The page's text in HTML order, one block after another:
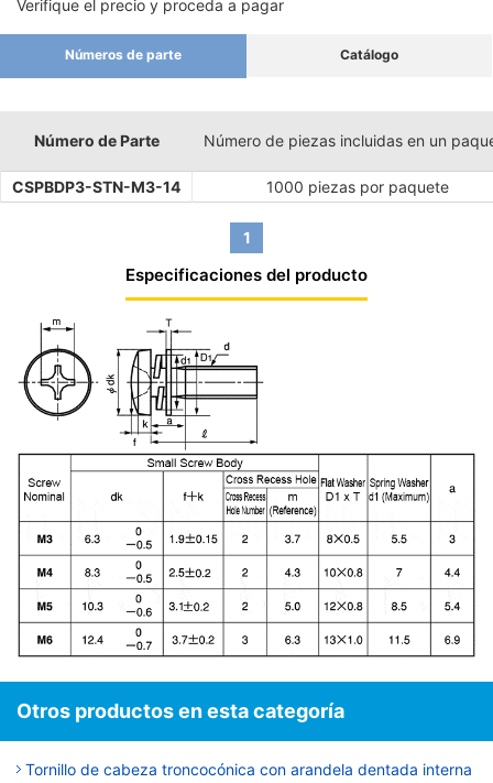
Verifique el precio y proceda a pagar
Números de parte Catálogo
Número de Parte Número de piezas incluidas en un
CSPBDP3-STN-M3-14 1000 piezas por paquete
1
Especificaciones del producto
Otros productos en esta categoría
Tornillo de cabeza troncocónica con arandela dentada interna